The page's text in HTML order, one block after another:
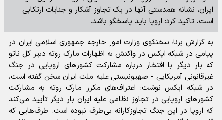
ایران، نشانه همدستی آنها در یک تجاوز آشکار و جنایات ارتکابی
است، تاکید کرد: اروپا باید پاسخگو باشد.
به گزارش برنا، سخنگوی وزارت امور خارجه جمهوری اسلامی ایران در
پیامی در شبکه ایکس در واکنش به اظهارات مارک روته دبیر کل ناتو
که بار دیگر با افتخار درباره مشارکت کشور‌های اروپایی در جنگ
غیرقانونی آمریکایی - صهیونیستی علیه ملت ایران سخن گفته است،
در شبکه ایکس نوشت: اعتراف‌های مکرر مارک روته به مشارکت
کشور‌های اروپایی در تجاوز نظامی علیه ایران بار دیگر تأیید می‌کند
که اروپا در این جنگ تجاوزکارانه بی‌طرف نبوده است. طرف‌هایی که